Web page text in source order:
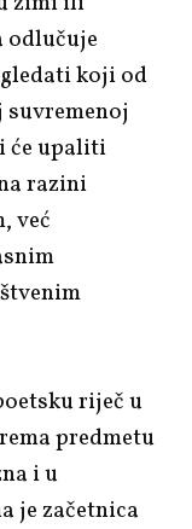
odlučuje
koji od
će upaliti
razini
već
riječ u
predmetu
i u
je začetnica